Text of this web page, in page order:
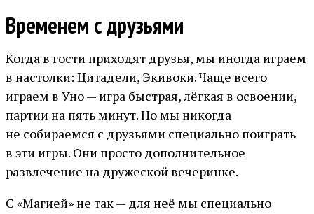
Временем с друзьями
Когда в гости приходят друзья, мы иногда играем
в настолки: Цитадели, Экивоки. Чаще всего
играем в Уно — игра быстрая, лёгкая в освоении,
партии на пять минут. Но мы никогда
не собираемся с друзьями специально поиграть
в эти игры. Они просто дополнительное
развлечение на дружеской вечеринке.
С «Магией» не так — для неё мы специально